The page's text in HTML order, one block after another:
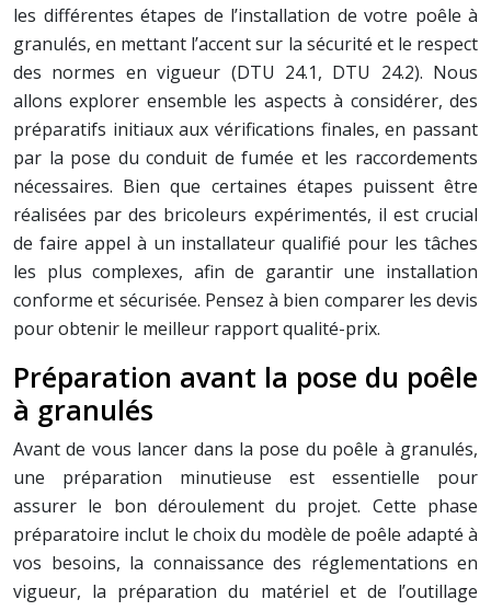
les différentes étapes de l’installation de votre poêle à
granulés, en mettant l’accent sur la sécurité et le respect
des normes en vigueur (DTU 24.1, DTU 24.2). Nous
allons explorer ensemble les aspects à considérer, des
préparatifs initiaux aux vérifications finales, en passant
par la pose du conduit de fumée et les raccordements
nécessaires. Bien que certaines étapes puissent être
réalisées par des bricoleurs expérimentés, il est crucial
de faire appel à un installateur qualifié pour les tâches
les plus complexes, afin de garantir une installation
conforme et sécurisée. Pensez à bien comparer les devis
pour obtenir le meilleur rapport qualité-prix.
Préparation avant la pose du poêle
à granulés
Avant de vous lancer dans la pose du poêle à granulés,
une préparation minutieuse est essentielle pour
assurer le bon déroulement du projet. Cette phase
préparatoire inclut le choix du modèle de poêle adapté à
vos besoins, la connaissance des réglementations en
vigueur, la préparation du matériel et de l’outillage